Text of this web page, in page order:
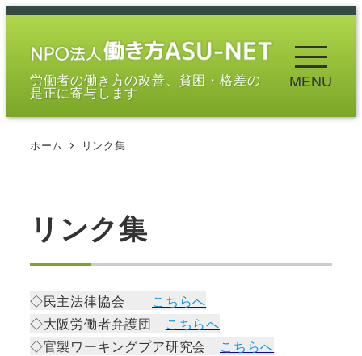
メ
労働者の働き方の改善、貧困・格差の
是正に寄与します
MENU
ホーム リンク集
リンク集
◇民主法律協会 こちらへ
◇大阪労働者弁護団 こちらへ
◇官製ワーキングプア研究会 こちらへ